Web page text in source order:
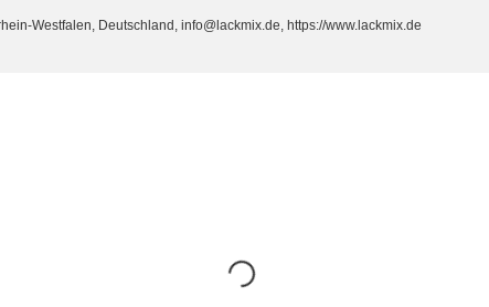
Westfalen, Deutschland, info@lackmix.de, https://www.lackmix.de